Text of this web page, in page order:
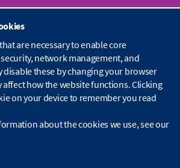
are necessary to enable core
network management, and
disable these by changing your browser
affect how the website functions. Clicking
on your device to remember you read
about the cookies we use, see our